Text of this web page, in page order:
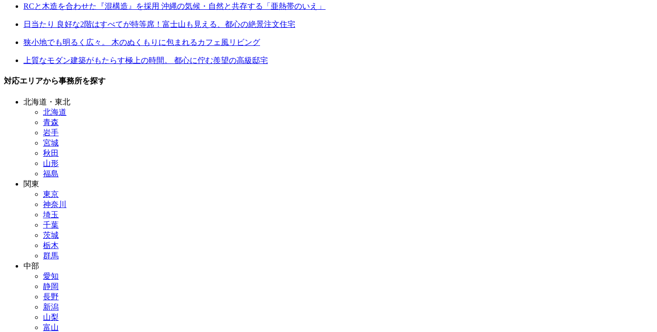
RCと木造を合わせた『混構造』を採用 沖縄の気候・自然と共存する「亜熱帯のいえ」
日当たり 良好な2階はすべてが特等席！富士山も見える、都心の絶景注文住宅
狭小地でも明るく広々。 木のぬくもりに包まれるカフェ風リビング
上質なモダン建築がもたらす極上の時間。 都心に佇む羨望の高級邸宅
対応エリアから事務所を探す
北海道・東北
北海道
青森
岩手
宮城
秋田
山形
福島
関東
東京
神奈川
埼玉
千葉
茨城
栃木
群馬
中部
愛知
静岡
長野
新潟
山梨
富山